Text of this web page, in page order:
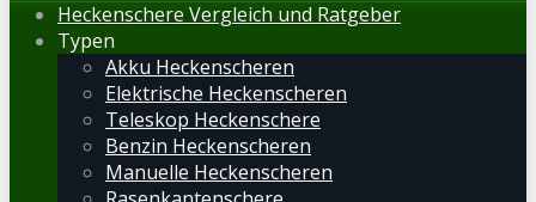
Heckenschere Vergleich und Ratgeber
Typen
Akku Heckenscheren
Elektrische Heckenscheren
Teleskop Heckenschere
Benzin Heckenscheren
Manuelle Heckenscheren